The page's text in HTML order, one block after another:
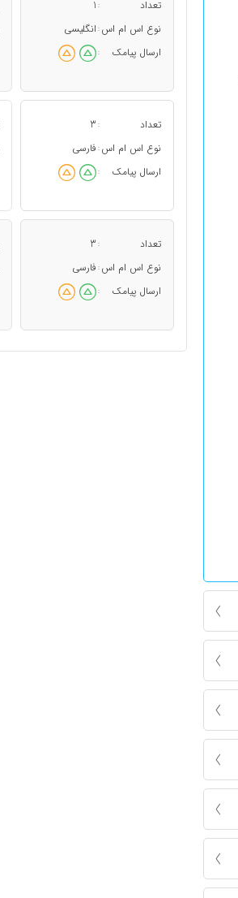
تعداد :
1
نوع اس ام اس : انگلیسی
ارسال پیامک
:
تعداد :
3
نوع اس ام اس : فارسی
ارسال پیامک
:
تعداد :
3
نوع اس ام اس : فارسی
ارسال پیامک
: